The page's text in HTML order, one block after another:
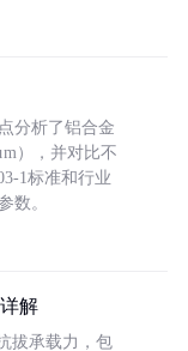
分析了铝合金
），并对比不
1标准和行业
数。
解
拔承载力，包